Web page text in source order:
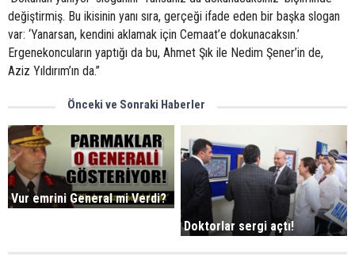
değiştirmiş. Bu ikisinin yanı sıra, gerçeği ifade eden bir başka slogan
var: ‘Yanarsan, kendini aklamak için Cemaat’e dokunacaksın.’
Ergenekoncuların yaptığı da bu, Ahmet Şık ile Nedim Şener’in de,
Aziz Yıldırım’ın da.”
Önceki ve Sonraki Haberler
Vur emrini General mi Verdi?
Doktorlar sergi açtı!